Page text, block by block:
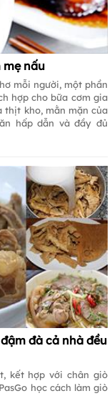
mẹ nấu
mỗi người, một phần
hợp cho bữa cơm gia
thịt kho, mằn mặn của
hấp dẫn và đầy đủ
đà cả nhà đều
kết hợp với chân giò
học cách làm giò